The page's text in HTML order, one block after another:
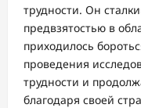
трудности. Он
предвзятостью в
приходилось
проведения
трудности и
благодаря своей